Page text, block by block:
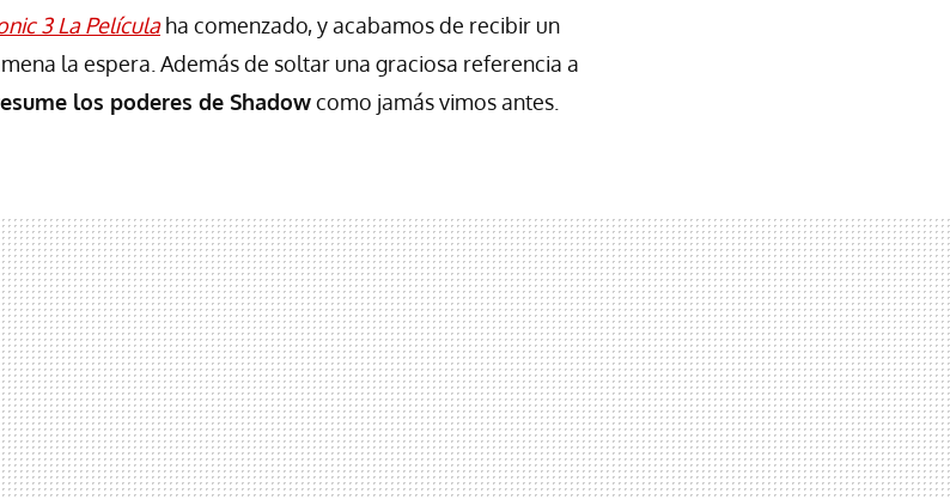
3 La Películaha comenzado, y acabamos de recibir un
la espera. Además de soltar una graciosa referencia a
los poderes de Shadowcomo jamás vimos antes.